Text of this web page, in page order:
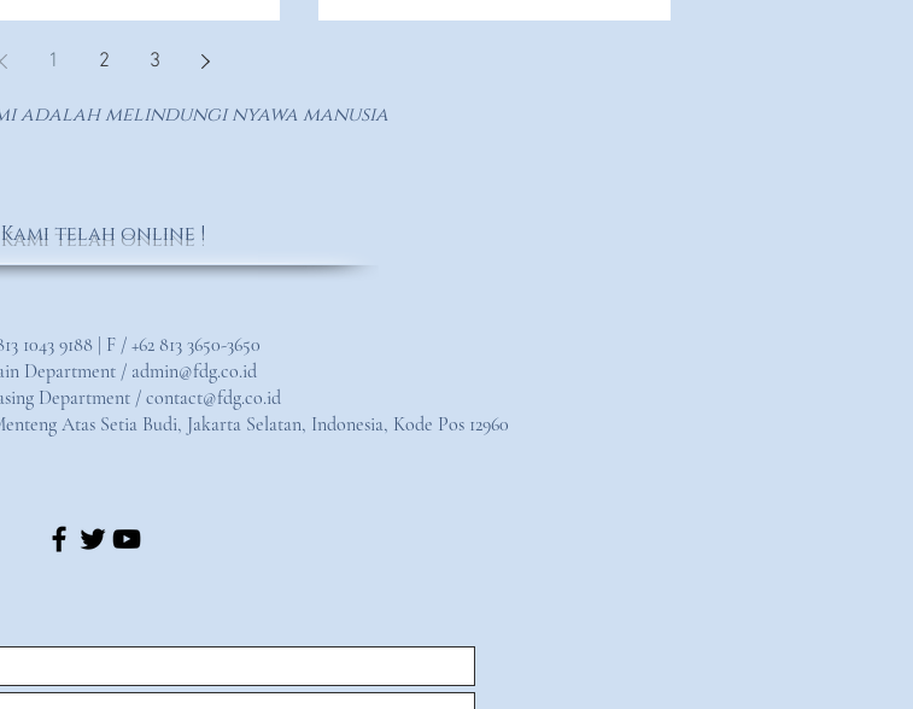
1 2 3
adalah melindungi nyawa manusia
Kami telah online !
1043 9188 | F / +62 813 3650-3650
Department / admin@fdg.co.id
Department / contact@fdg.co.id
Atas Setia Budi, Jakarta Selatan, Indonesia, Kode Pos 12960